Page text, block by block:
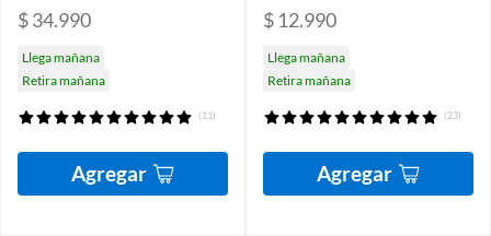
$ 34.990
Llega mañana
Retira mañana
(11)
Agregar
$ 12.990
Llega mañana
Retira mañana
(23)
Agregar